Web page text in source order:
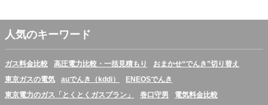
人気のキーワード
ガス料金比較 高圧電力比較・一括見積もり
おまかせ“でんき”切り替え
東京ガスの電気
auでんき（kddi）
ENEOSでんき
東京電力のガス「とくとくガスプラン」
巻口守男
電気料金比較